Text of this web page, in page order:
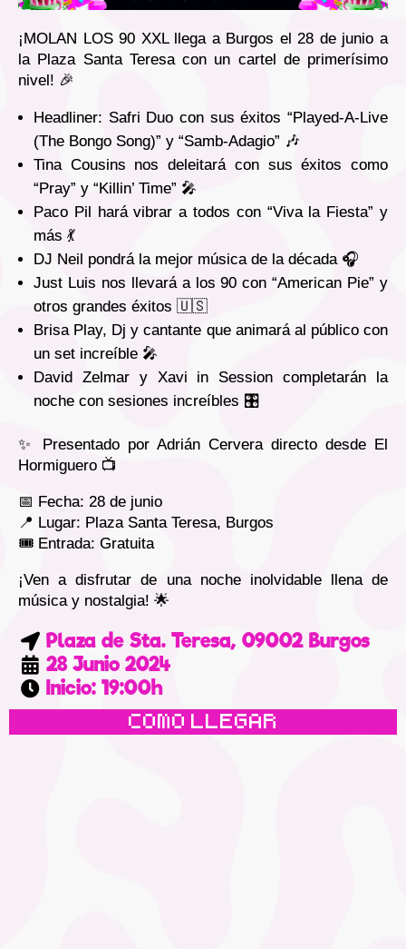
¡MOLAN LOS 90 XXL llega a Burgos el 28 de junio a
la Plaza Santa Teresa con un cartel de primerísimo
nivel! 🎉
Headliner: Safri Duo con sus éxitos “Played-A-Live
(The Bongo Song)” y “Samb-Adagio” 🎶
Tina Cousins nos deleitará con sus éxitos como
“Pray” y “Killin’ Time” 🎤
Paco Pil hará vibrar a todos con “Viva la Fiesta” y
más 💃
DJ Neil pondrá la mejor música de la década 🎧
Just Luis nos llevará a los 90 con “American Pie” y
otros grandes éxitos 🇺🇸
Brisa Play, Dj y cantante que animará al público con
un set increíble 🎤
David Zelmar y Xavi in Session completarán la
noche con sesiones increíbles 🎛️
✨ Presentado por Adrián Cervera directo desde El
Hormiguero 📺
📅 Fecha: 28 de junio
📍 Lugar: Plaza Santa Teresa, Burgos
🎟️ Entrada: Gratuita
¡Ven a disfrutar de una noche inolvidable llena de
música y nostalgia! 🌟
Plaza de Sta. Teresa, 09002 Burgos
28 Junio 2024
Inicio: 19:00h
COMO LLEGAR